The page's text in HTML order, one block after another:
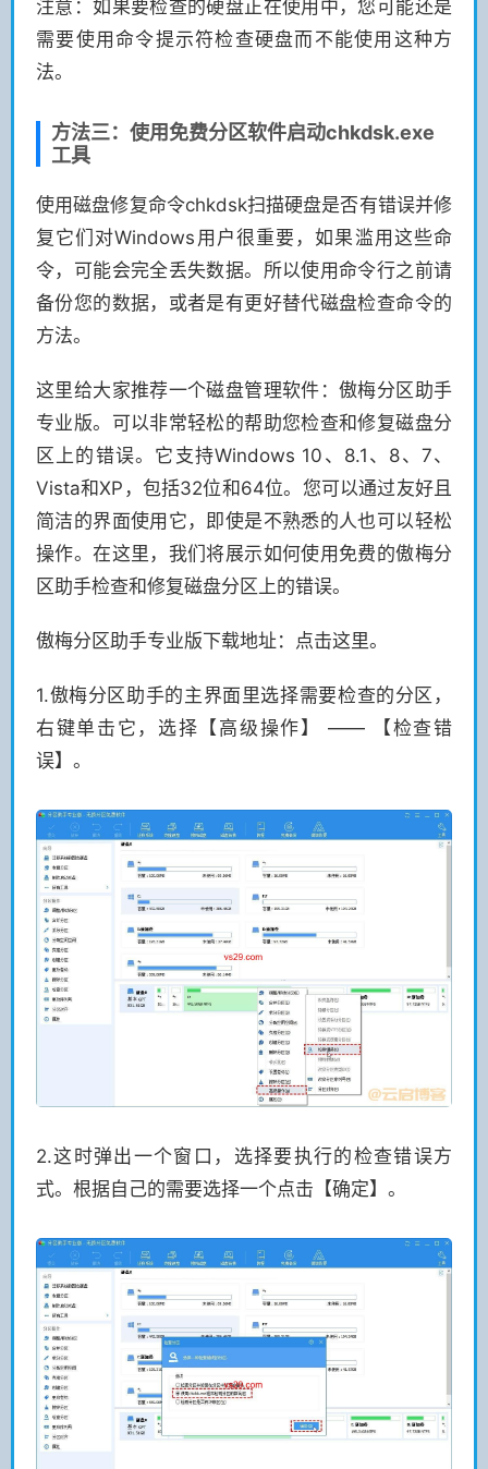
注意：如果要检查的硬盘正在使用中，您可能还是
需要使用命令提示符检查硬盘而不能使用这种方
法。
方法三：使用免费分区软件启动chkdsk.exe
工具
使用磁盘修复命令chkdsk扫描硬盘是否有错误并修
复它们对Windows用户很重要，如果滥用这些命
令，可能会完全丢失数据。所以使用命令行之前请
备份您的数据，或者是有更好替代磁盘检查命令的
方法。
这里给大家推荐一个磁盘管理软件：傲梅分区助手
专业版。可以非常轻松的帮助您检查和修复磁盘分
区上的错误。它支持Windows 10、8.1、8、7、
Vista和XP，包括32位和64位。您可以通过友好且
简洁的界面使用它，即使是不熟悉的人也可以轻松
操作。在这里，我们将展示如何使用免费的傲梅分
区助手检查和修复磁盘分区上的错误。
傲梅分区助手专业版下载地址：点击这里。
1.傲梅分区助手的主界面里选择需要检查的分区，
右键单击它，选择【高级操作】 —— 【检查错
误】。
2.这时弹出一个窗口，选择要执行的检查错误方
式。根据自己的需要选择一个点击【确定】。